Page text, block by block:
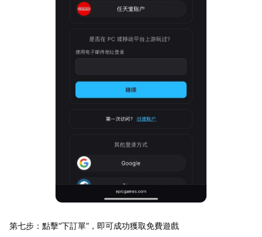
第七步：點擊“下訂單”，即可成功獲取免費遊戲